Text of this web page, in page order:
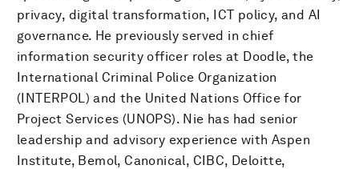
privacy, digital transformation, ICT policy, and AI
governance. He previously served in chief
information security officer roles at Doodle, the
International Criminal Police Organization
(INTERPOL) and the United Nations Office for
Project Services (UNOPS). Nie has had senior
leadership and advisory experience with Aspen
Institute, Bemol, Canonical, CIBC, Deloitte,